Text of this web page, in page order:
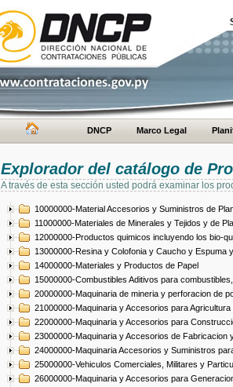
DNCP Marco Legal
Explorador del catálogo de
A través de esta sección usted podrá examinar los
10000000-Material Accesorios y Suministros de
11000000-Materiales de Minerales y Tejidos y de
12000000-Productos quimicos incluyendo los bio-
13000000-Resina y Colofonia y Caucho y Espuma
14000000-Materiales y Productos de Papel
15000000-Combustibles Aditivos para
20000000-Maquinaria de mineria y perforacion de
21000000-Maquinaria y Accesorios para
22000000-Maquinaria y Accesorios para
23000000-Maquinaria y Accesorios de Fabricacion
24000000-Maquinaria Accesorios y Suministros
25000000-Vehiculos Comerciales, Militares y
26000000-Maquinaria y Accesorios para